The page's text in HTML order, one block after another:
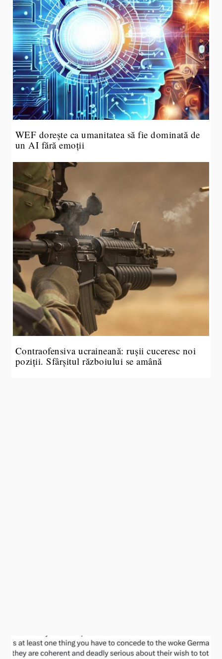
WEF dorește ca umanitatea să fie dominată de
un AI fără emoții
Contraofensiva ucraineană: rușii cuceresc noi
poziții. Sfârșitul războiului se amână